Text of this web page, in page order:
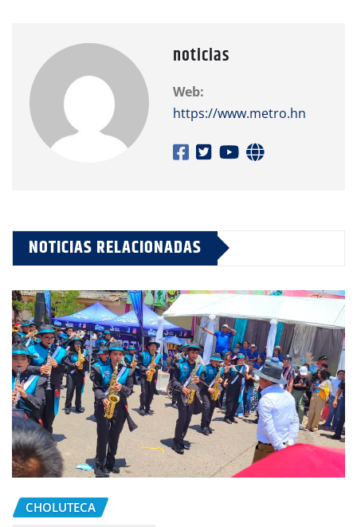
noticias
Web:
https://www.metro.hn
NOTICIAS RELACIONADAS
CHOLUTECA